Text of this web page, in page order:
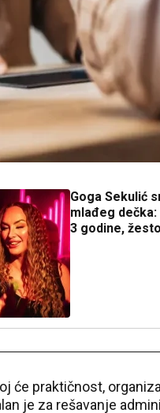
Goga Sekulić
mlađeg
3 godine,
će praktičnost,
je za rešavanje